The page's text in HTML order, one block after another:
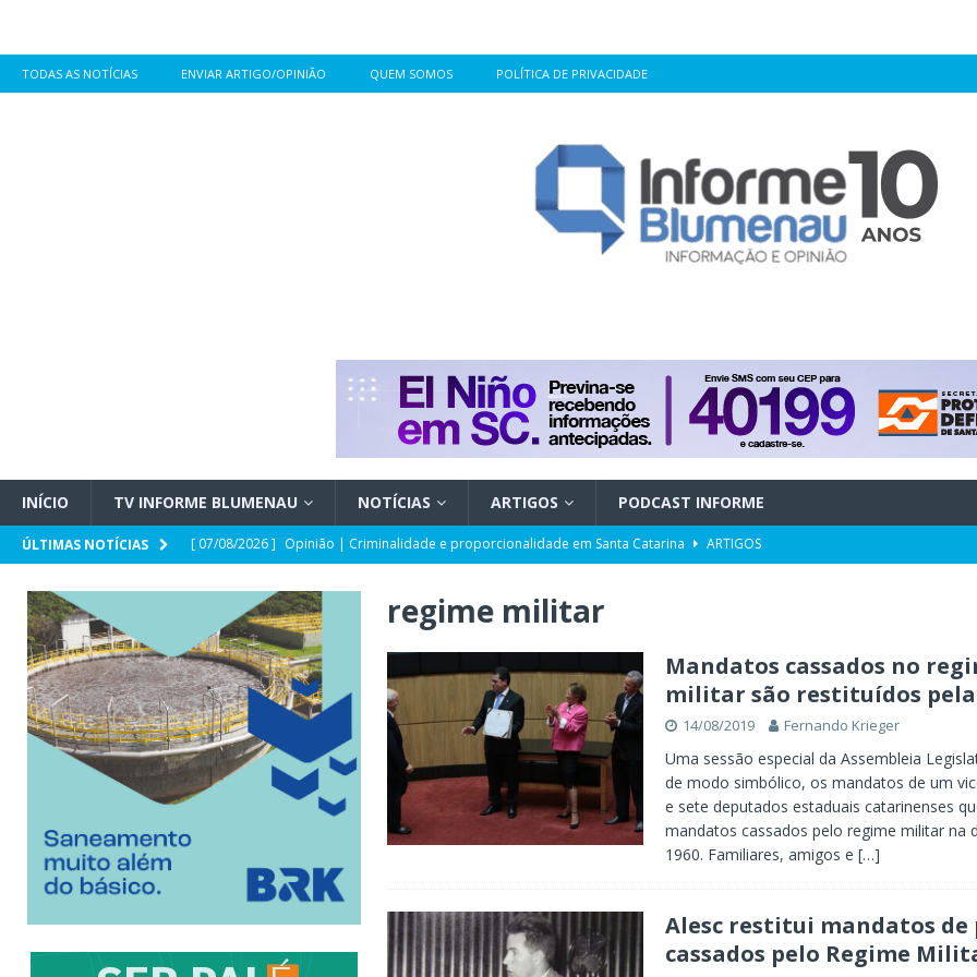
TODAS AS NOTÍCIAS ENVIAR ARTIGO/OPINIÃO QUEM SOMOS POLÍTICA DE PRIVACIDADE
INÍCIO TV INFORME BLUMENAU NOTÍCIAS ARTIGOS PODCAST INFORME
ÚLTIMAS NOTÍCIAS [ 07/08/2026 ] Opinião | Criminalidade e proporcionalidade em Santa Catarina
ARTIGOS
[ 07/08/2026 ] Entrevista | Túlio de Amorim Pfuetzenreiter, candidato ao Senado pelo Missão
[ 07/08/2026 ] HEMOSC adota novos critérios para doação de sangue
POLÍTICA
[ 07/08/2026 ] Indaial registra o maior crescimento da história no Ideb
X. DESTAQUES
[ 07/08/2026 ]
TSE cria conselho para acompanhar desinformação e uso de inteligência artificial POLÍTICA
regime militar
Mandatos cassados no
militar são restituídos pela
14/08/2019 Fernando Krieger
Uma sessão especial da Assembleia
de modo simbólico, os mandatos de um
e sete deputados estaduais catarinenses
mandatos cassados pelo regime militar na
1960. Familiares, amigos e […]
Alesc restitui mandatos
cassados pelo Regime